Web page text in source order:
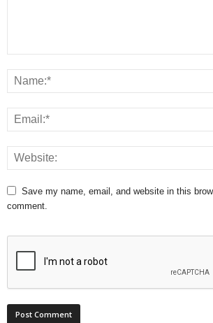
Save my name, email, and website in this
comment.